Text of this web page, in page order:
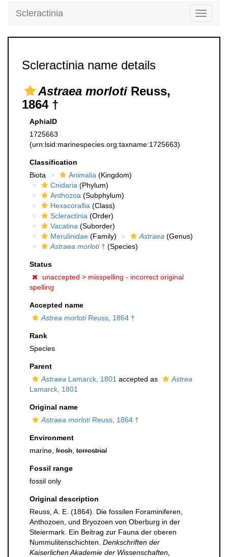
Toggle
Scleractinia
Scleractinia name details
Astraea morloti Reuss,
1864 †
AphiaID
1725663
(urn:lsid:marinespecies.org:taxname:1725663)
Classification
Biota
Animalia (Kingdom)
Cnidaria (Phylum)
Anthozoa (Subphylum)
Hexacorallia (Class)
Scleractinia (Order)
Vacatina (Suborder)
Merulinidae (Family) Astraea (Genus)
Astraea morloti† (Species)
Status
unaccepted > misspelling - incorrect original
spelling
Accepted name
Astrea morlotiReuss, 1864 †
Rank
Species
Parent
Astraea Lamarck, 1801 accepted as
Astrea
Lamarck, 1801
Original name
Astraea morlotiReuss, 1864 †
Environment
marine, fresh terrestrial
Fossil range
fossil only
Original description
Reuss, A. E. (1864). Die fossilen Foraminiferen,
Anthozoen, und Bryozoen von Oberburg in der
Steiermark. Ein Beitrag zur Fauna der oberen
Nummulitenschichten. Denkschriften der
Kaiserlichen Akademie der Wissenschaften,